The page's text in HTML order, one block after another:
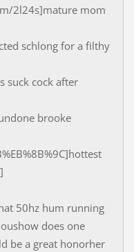
2l24s]mature mom
schlong for a filthy
suck cock after
brooke
50hz hum running
does one
be a great honorher